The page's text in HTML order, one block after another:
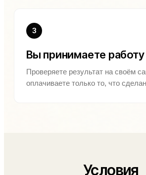
3
Вы принимаете работу
Проверяете результат на своём
оплачиваете только то, что
Условия